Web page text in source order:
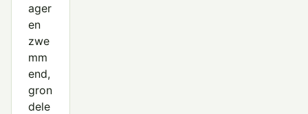
ager
en
zwe
mm
end,
gron
dele